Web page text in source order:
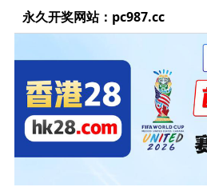
永久开奖网站：pc987.cc